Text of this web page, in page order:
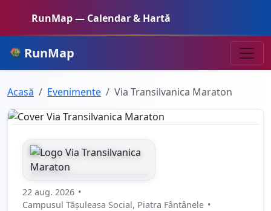
RunMap — Calendar & Hartă
RunMap
Acasă Evenimente Via Transilvanica Maraton
22 aug. 2026 •
Campusul Tășuleasa Social, Piatra Fântânele •